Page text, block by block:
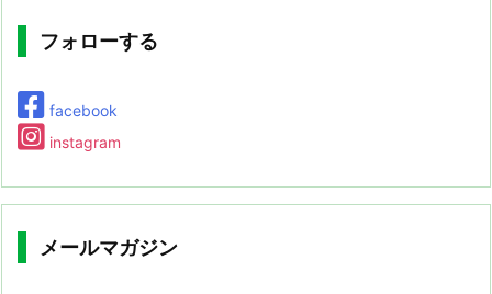
フォローする
facebook
instagram
メールマガジン